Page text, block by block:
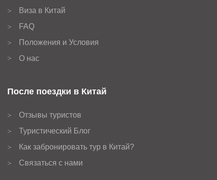
>
Виза в Китай
>
FAQ
>
Положения и Условия
>
О нас
После поездки в Китай
>
Отзывы туристов
>
Туристический Блог
>
Как забронировать тур в Китай?
>
Связаться с нами